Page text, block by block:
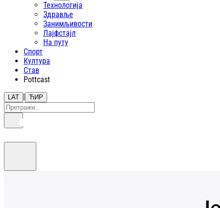
Технологија
Здравље
Занимљивости
Лајфстajл
На путу
Спорт
Култура
Став
Pottcast
LAT | ЋИР